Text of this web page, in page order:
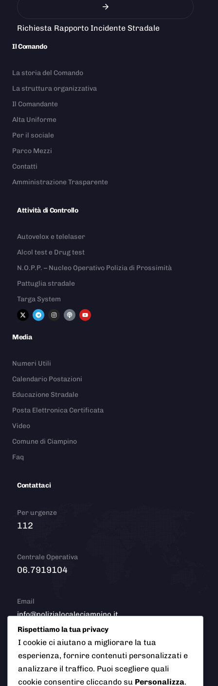
Richiesta Rapporto Incidente Stradale
Il Comando
La storia del Comando
La struttura organizzativa
Il Comandante
Alta Uniforme
Per il sociale
Parco Mezzi
Contatti
Amministrazione Trasparente
Attività di Controllo
Autovelox e telelaser
Alcol test e Drug test
N.O.P.P. – Nucleo Operativo Polizia di Prossimità
Pattuglia stradale
Targa System
Media
Numeri Utili
Calendario Postazioni
Educazione Stradale
Posta Elettronica Certificata
Video
Comune di Ciampino
Faq
Contattaci
Per urgenze
112
Centrale Operativa
06.7919104
Email
info@polizialocaleciampino.it
© 2026 Polizia Locale del Comune di Ciampino (Roma). Tutti
i diritti riservati
Rispettiamo la tua privacy
I cookie ci aiutano a migliorare la tua
esperienza, fornire contenuti personalizzati e
analizzare il traffico. Puoi scegliere quali
cookie consentire cliccando su Personalizza.